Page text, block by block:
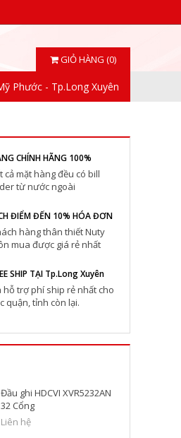
GIỎ HÀNG (0)
Phước - Tp.Long Xuyên
CHÍNH HÃNG 100%
cả mặt hàng đều có bill
từ nước ngoài
ĐIỂM ĐẾN 10% HÓA ĐƠN
hàng thân thiết Nuty
mua được giá rẻ nhất
SHIP TẠI Tp.Long Xuyên
hỗ trợ phí ship rẻ nhất cho
quận, tỉnh còn lại.
Đầu ghi HDCVI XVR5232AN
32 Cổng
Liên hệ